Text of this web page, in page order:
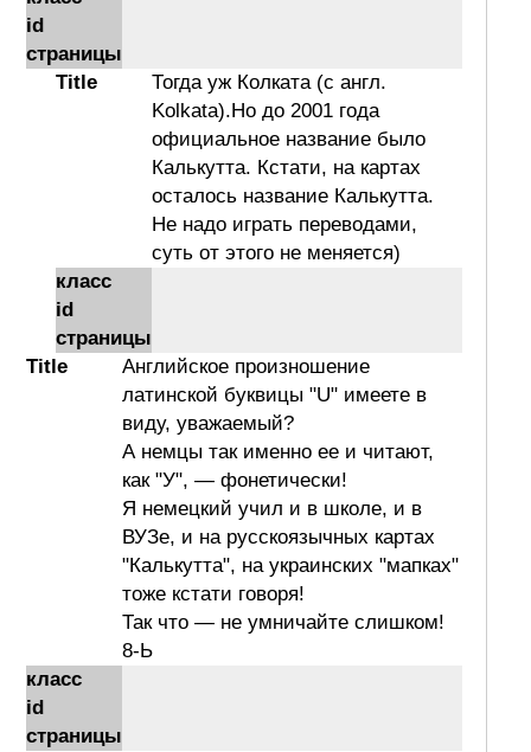
id
страницы
Title
Тогда уж Колката (с англ.
Kolkata).Но до 2001 года
официальное название было
Калькутта. Кстати, на картах
осталось название Калькутта.
Не надо играть переводами,
суть от этого не меняется)
класс
id
страницы
Title
Английское произношение
латинской буквицы "U" имеете в
виду, уважаемый?
А немцы так именно ее и читают,
как "У", — фонетически!
Я немецкий учил и в школе, и в
ВУЗе, и на русскоязычных картах
"Калькутта", на украинских "мапках"
тоже кстати говоря!
Так что — не умничайте слишком!
8-Ь
класс
id
страницы